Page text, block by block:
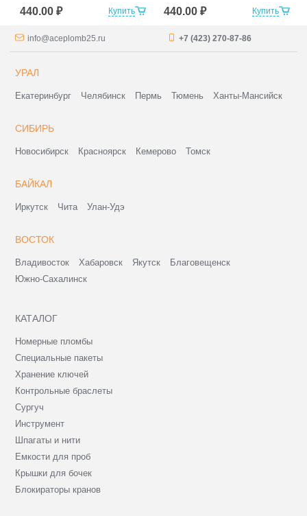
Купить
440.00 ₽ Купить
440.00 ₽
info@aceplomb25.ru +7 (423) 270-87-86
УРАЛ
Екатеринбург Челябинск Пермь Тюмень Ханты-Мансийск
СИБИРЬ
Новосибирск Красноярск Кемерово Томск
БАЙКАЛ
Иркутск Чита Улан-Удэ
ВОСТОК
Владивосток Хабаровск Якутск
Благовещенск
Южно-Сахалинск
КАТАЛОГ
Номерные пломбы
Специальные пакеты
Хранение ключей
Контрольные браслеты
Сургуч
Инструмент
Шпагаты и нити
Емкости для проб
Крышки для бочек
Блокираторы кранов